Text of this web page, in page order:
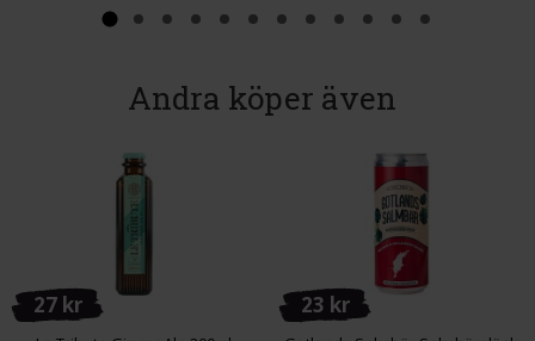
Andra köper även
27 kr 23 kr